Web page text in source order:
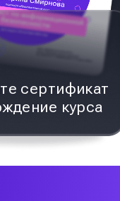
сертификат
курса